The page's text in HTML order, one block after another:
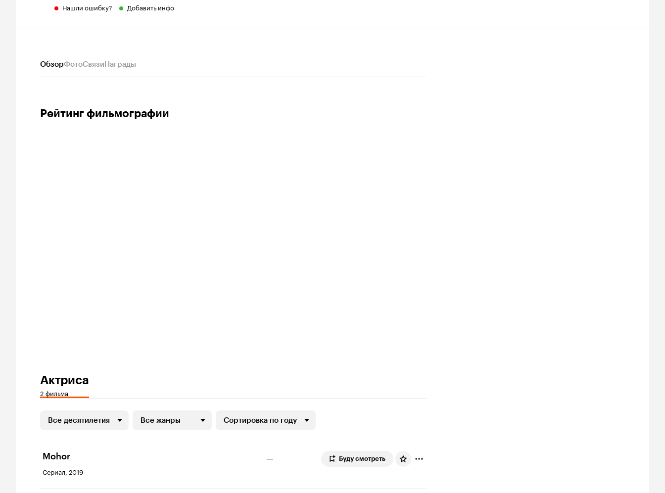
Нашли ошибку? Добавить инфо
ОбзорФотоСвязиНаграды
Рейтинг фильмографии
Актриса
2 фильма
Все десятилетия Все жанры Сортировка по году
Mohor
Сериал, 2019
— Буду смотреть